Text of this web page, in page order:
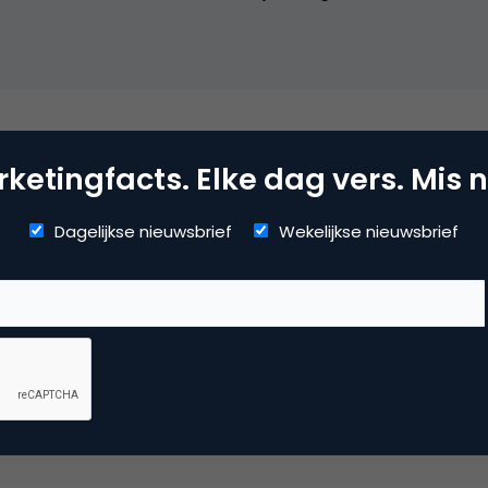
reactie te plaatsen.
Elke dag vers. Mis
Dagelijkse nieuwsbrief Wekelijkse nieuwsbrief